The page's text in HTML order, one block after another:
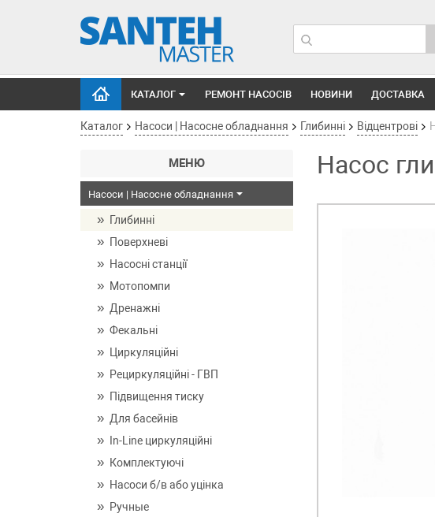
КАТАЛОГ РЕМОНТ НАСОСІВ НОВИНИ ДОСТАВКА
Каталог Насоси | Насосне обладнання Глибинні Відцентрові
МЕНЮ
Насоси | Насосне обладнання
Глибинні
Поверхневі
Насосні станції
Мотопомпи
Дренажні
Фекальні
Циркуляційні
Рециркуляційні - ГВП
Підвищення тиску
Для басейнів
In-Line циркуляційні
Комплектуючі
Насоси б/в або уцінка
Ручные
Насос